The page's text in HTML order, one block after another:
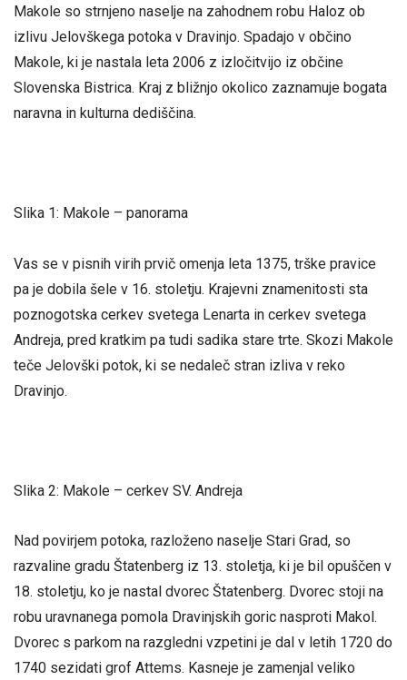
Makole so strnjeno naselje na zahodnem robu Haloz ob
izlivu Jelovškega potoka v Dravinjo. Spadajo v občino
Makole, ki je nastala leta 2006 z izločitvijo iz občine
Slovenska Bistrica. Kraj z bližnjo okolico zaznamuje bogata
naravna in kulturna dediščina.
Slika 1: Makole – panorama
Vas se v pisnih virih prvič omenja leta 1375, trške pravice
pa je dobila šele v 16. stoletju. Krajevni znamenitosti sta
poznogotska cerkev svetega Lenarta in cerkev svetega
Andreja, pred kratkim pa tudi sadika stare trte. Skozi Makole
teče Jelovški potok, ki se nedaleč stran izliva v reko
Dravinjo.
Slika 2: Makole – cerkev SV. Andreja
Nad povirjem potoka, razloženo naselje Stari Grad, so
razvaline gradu Štatenberg iz 13. stoletja, ki je bil opuščen v
18. stoletju, ko je nastal dvorec Štatenberg. Dvorec stoji na
robu uravnanega pomola Dravinjskih goric nasproti Makol.
Dvorec s parkom na razgledni vzpetini je dal v letih 1720 do
1740 sezidati grof Attems. Kasneje je zamenjal veliko